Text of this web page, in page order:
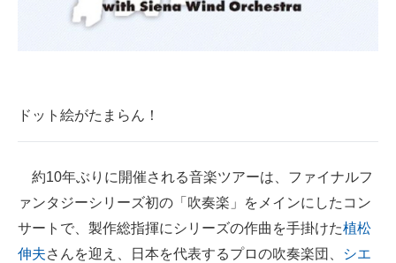
企業向けIT製品の総合サイト
モノづくり技術者専門サイト
電子設計の基本と応用
エネルギーの専門メディア
ドット絵がたまらん！
約10年ぶりに開催される音楽ツアーは、ファイナルフ
ァンタジーシリーズ初の「吹奏楽」をメインにしたコン
サートで、製作総指揮にシリーズの作曲を手掛けた植松
伸夫さんを迎え、日本を代表するプロの吹奏楽団、
シエ